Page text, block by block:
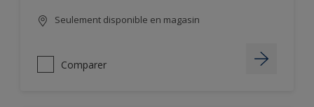
Seulement disponible en magasin
Comparer